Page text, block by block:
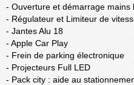
- Ouverture et démarrage mains
- Régulateur et Limiteur de
- Jantes Alu 18
- Apple Car Play
- Frein de parking électronique
- Projecteurs Full LED
- Pack city : aide au